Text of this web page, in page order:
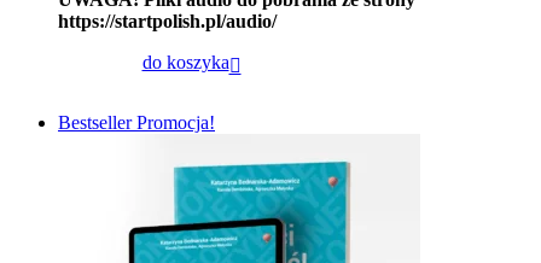
https://startpolish.pl/audio/
do koszyka
Bestseller Promocja!